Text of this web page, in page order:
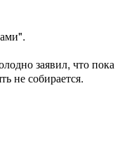
заявил, что пока
не собирается.